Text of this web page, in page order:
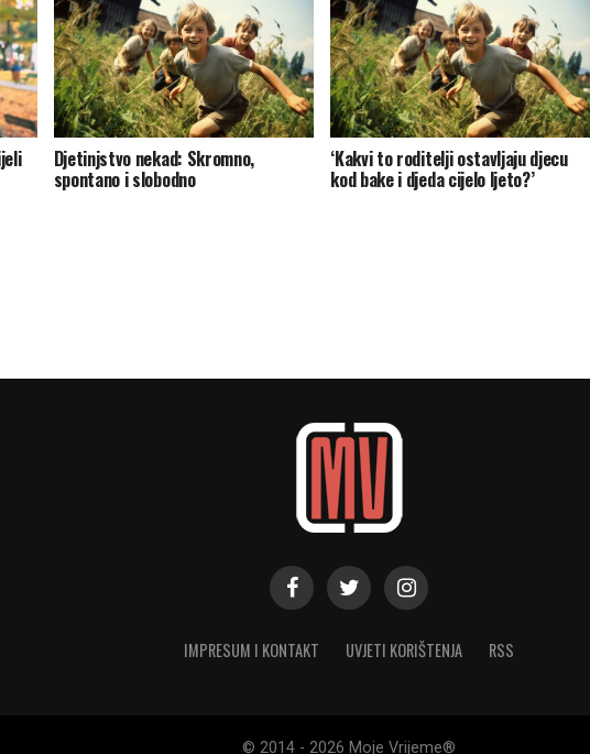
Djetinjstvo nekad: Skromno,
spontano i slobodno
‘Kakvi to roditelji ostavljaju djecu
kod bake i djeda cijelo ljeto?’
IMPRESUM I KONTAKT UVJETI KORIŠTENJA RSS
© 2014 - 2026 Moje Vrijeme®